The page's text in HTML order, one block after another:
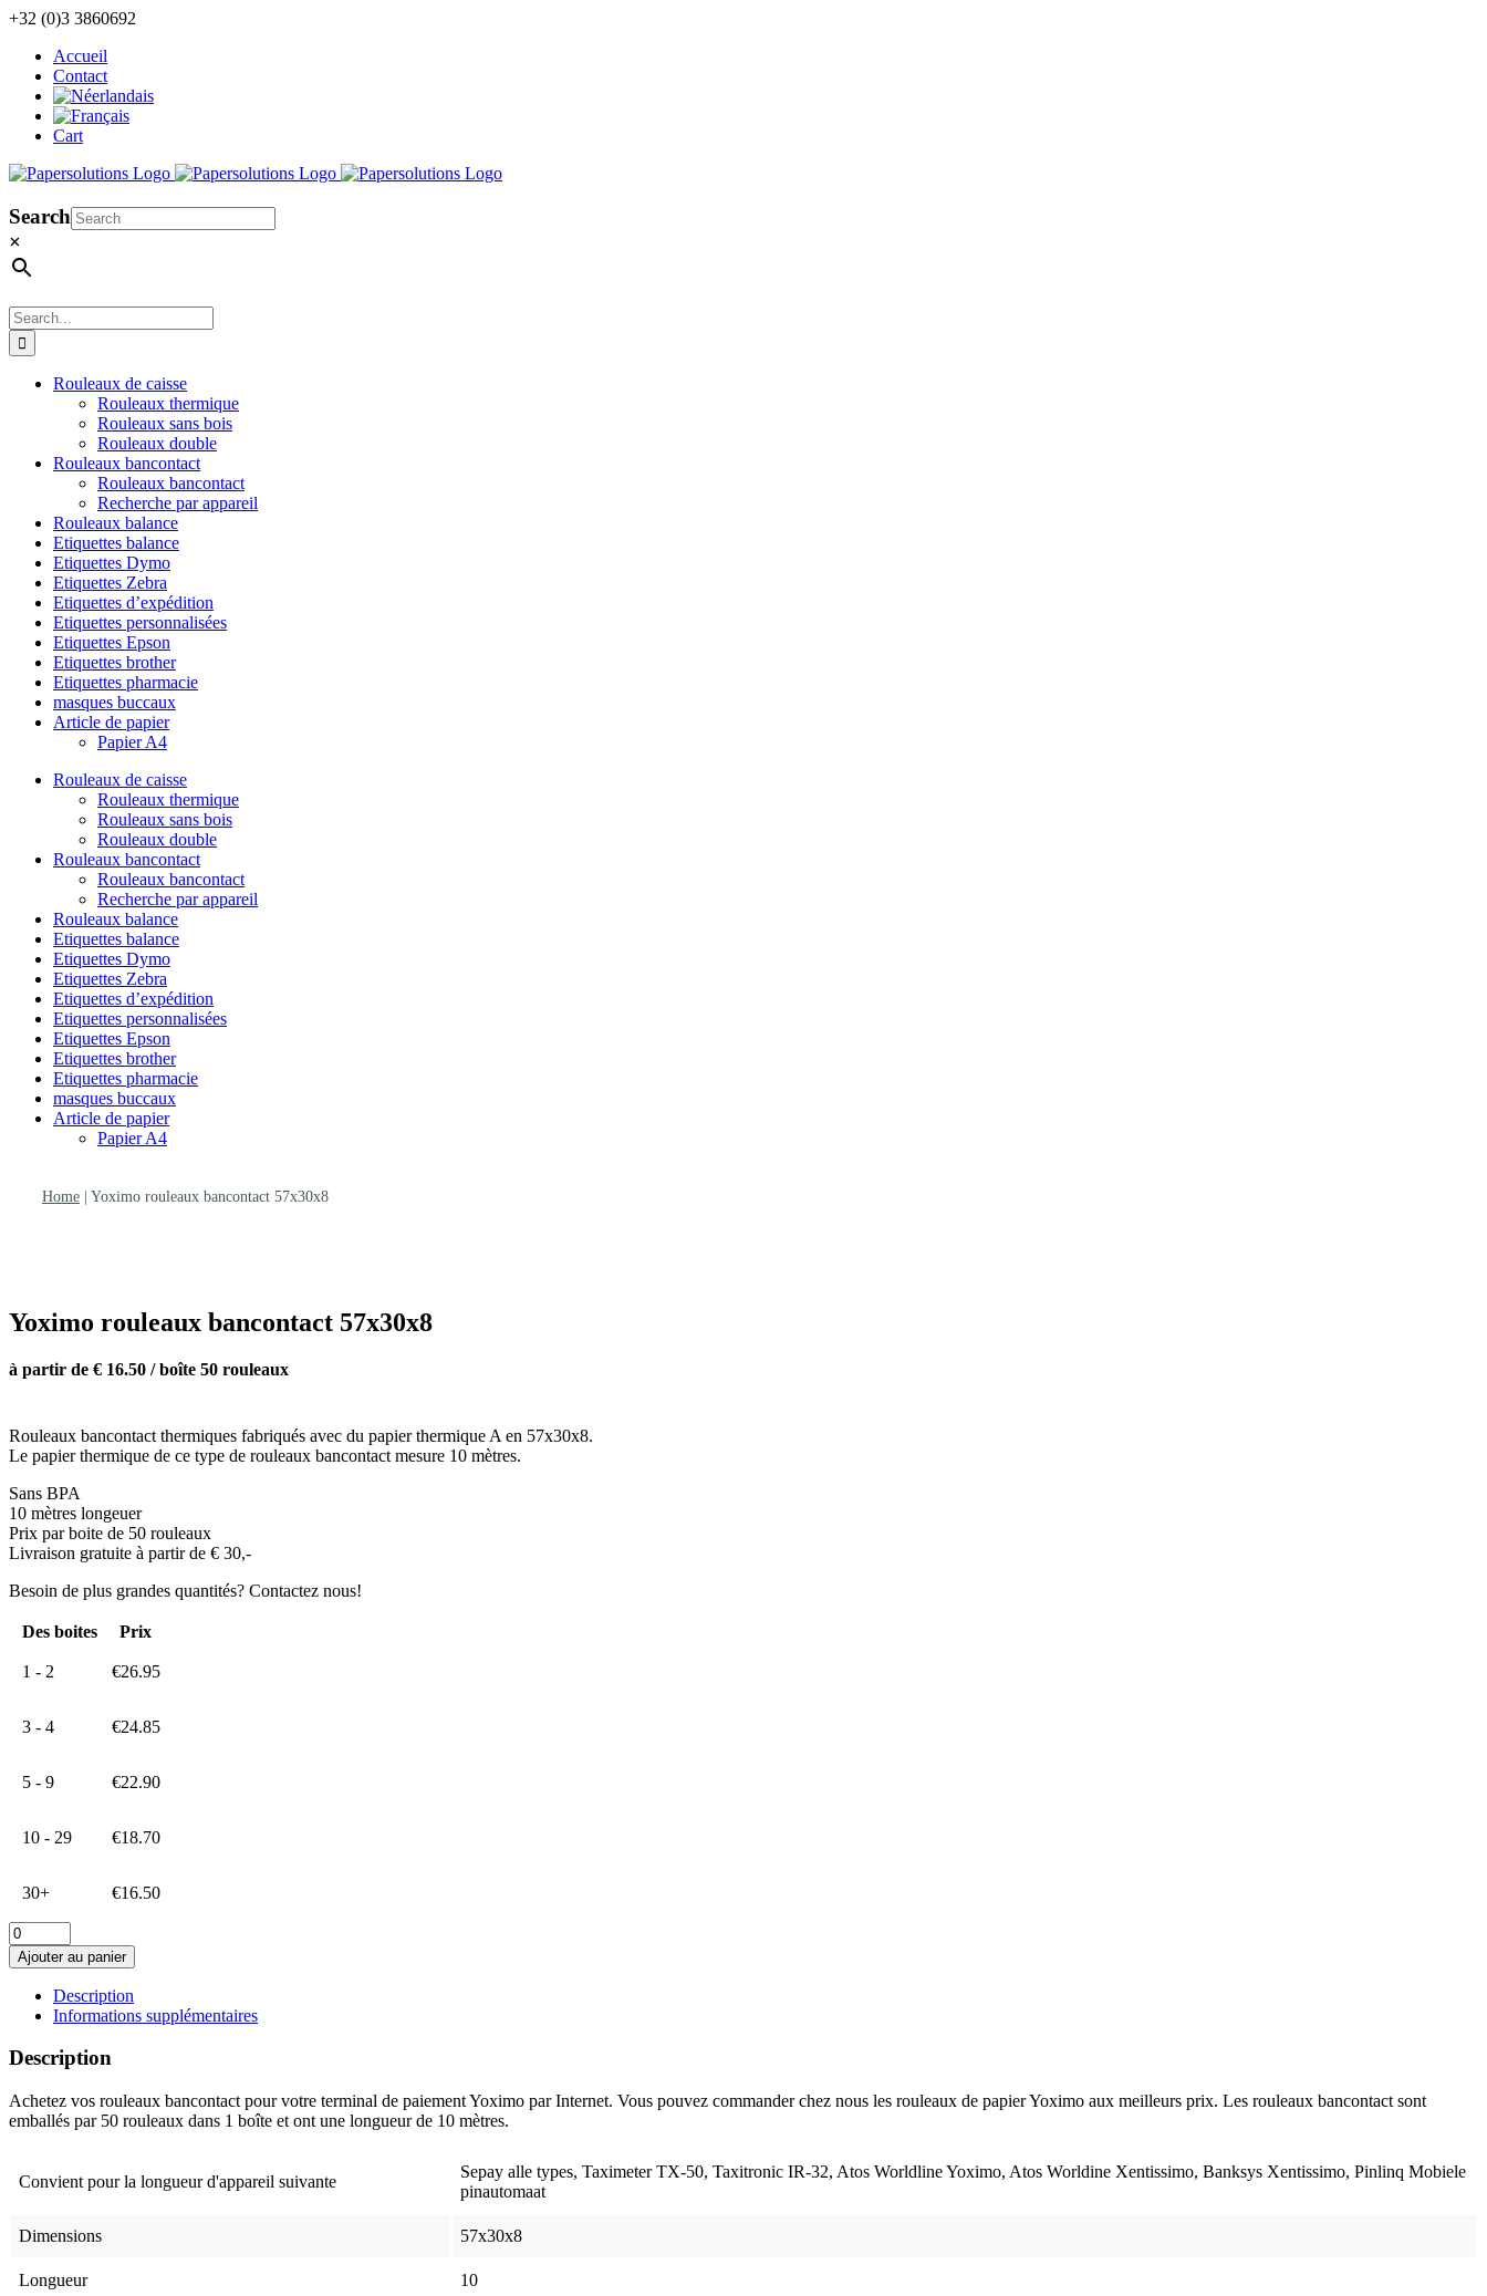
Skip
content
+32 (0)3 3860692
Accueil
Contact
Cart
Search
×
Search
for:
Rouleaux de caisse
Rouleaux thermique
Rouleaux sans bois
Rouleaux double
Rouleaux bancontact
Rouleaux bancontact
Recherche par appareil
Rouleaux balance
Etiquettes balance
Etiquettes Dymo
Etiquettes Zebra
Etiquettes d’expédition
Etiquettes personnalisées
Etiquettes Epson
Etiquettes brother
Etiquettes pharmacie
masques buccaux
Article de papier
Papier A4
Rouleaux de caisse
Rouleaux thermique
Rouleaux sans bois
Rouleaux double
Rouleaux bancontact
Rouleaux bancontact
Recherche par appareil
Rouleaux balance
Etiquettes balance
Etiquettes Dymo
Etiquettes Zebra
Etiquettes d’expédition
Etiquettes personnalisées
Etiquettes Epson
Etiquettes brother
Etiquettes pharmacie
masques buccaux
Article de papier
Papier A4
Home Yoximo rouleaux bancontact 57x30x8
Yoximo rouleaux bancontact 57x30x8
à partir de € 16.50 / boîte 50 rouleaux
Rouleaux bancontact thermiques fabriqués avec du papier thermique A en 57x30x8.
Le papier thermique de ce type de rouleaux bancontact mesure 10 mètres.
Sans BPA
10 mètres longeuer
Prix par boite de 50 rouleaux
Livraison gratuite à partir de € 30,-
Besoin de plus grandes quantités? Contactez nous!
Des boites Prix
1 - 2 €26.95
3 - 4 €24.85
5 - 9 €22.90
10 - 29 €18.70
30+ €16.50
quantité
de
Yoximo
rouleaux
bancontact
57x30x8
Ajouter au panier
Description
Informations supplémentaires
Description
Achetez vos rouleaux bancontact pour votre terminal de paiement Yoximo par Internet. Vous pouvez commander chez nous les rouleaux de papier Yoximo aux meilleurs prix. Les rouleaux bancontact sont
emballés par 50 rouleaux dans 1 boîte et ont une longueur de 10 mètres.
Convient pour la longueur d'appareil suivante
Sepay alle types, Taximeter TX-50, Taxitronic IR-32, Atos Worldline Yoximo, Atos Worldine Xentissimo, Banksys Xentissimo, Pinlinq Mobiele
pinautomaat
Dimensions 57x30x8
Longueur 10